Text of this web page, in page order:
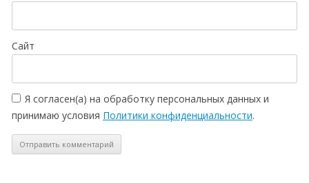
Сайт
Я согласен(а) на обработку персональных данных и
принимаю условия Политики конфиденциальности.